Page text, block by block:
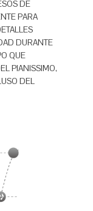
DE
PARA
DURANTE
QUE
PIANISSIMO,
DEL